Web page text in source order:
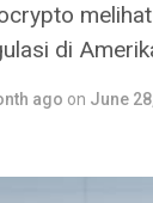
di
ago on June